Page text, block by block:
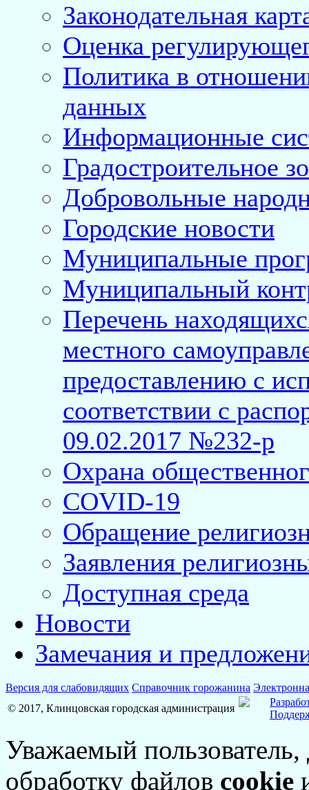
Законодательная
Оценка
Политика в
данных
Информационные
Градостроительное
Добровольные
Городские новости
Муниципальные
Муниципальный
Перечень
местного
предоставлению с
соответствии с
09.02.2017 №232-р
Охрана
COVID-19
Обращение
Заявления
Доступная среда
Новости
Замечания и
Версия для слабовидящих Справочник горожанина
© 2017, Клинцовская городская администрация
Уважаемый
обработку файлов cookie